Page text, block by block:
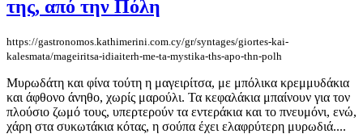
της, από την Πόλη
https://gastronomos.kathimerini.com.cy/gr/syntages/giortes-kai-
kalesmata/mageiritsa-idiaiterh-me-ta-mystika-ths-apo-thn-polh
Μυρωδάτη και φίνα τούτη η μαγειρίτσα, με μπόλικα κρεμμυδάκια
και άφθονο άνηθο, χωρίς μαρούλι. Τα κεφαλάκια μπαίνουν για τον
πλούσιο ζωμό τους, υπερτερούν τα εντεράκια και το πνευμόνι, ενώ,
χάρη στα συκωτάκια κότας, η σούπα έχει ελαφρύτερη μυρωδιά....